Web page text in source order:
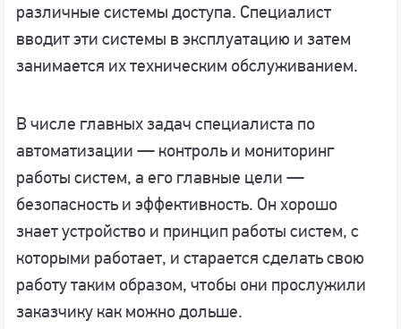
различные системы доступа. Специалист
вводит эти системы в эксплуатацию и затем
занимается их техническим обслуживанием.
В числе главных задач специалиста по
автоматизации — контроль и мониторинг
работы систем, а его главные цели —
безопасность и эффективность. Он хорошо
знает устройство и принцип работы систем, с
которыми работает, и старается сделать свою
работу таким образом, чтобы они прослужили
заказчику как можно дольше.